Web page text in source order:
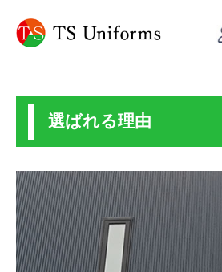
選ばれる理由